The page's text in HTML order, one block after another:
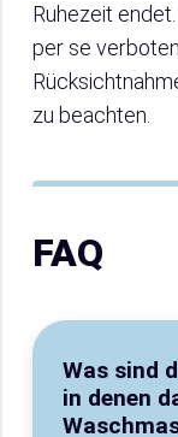
Ruhezeit
per se
zu beachten.
FAQ
Was sind
in denen